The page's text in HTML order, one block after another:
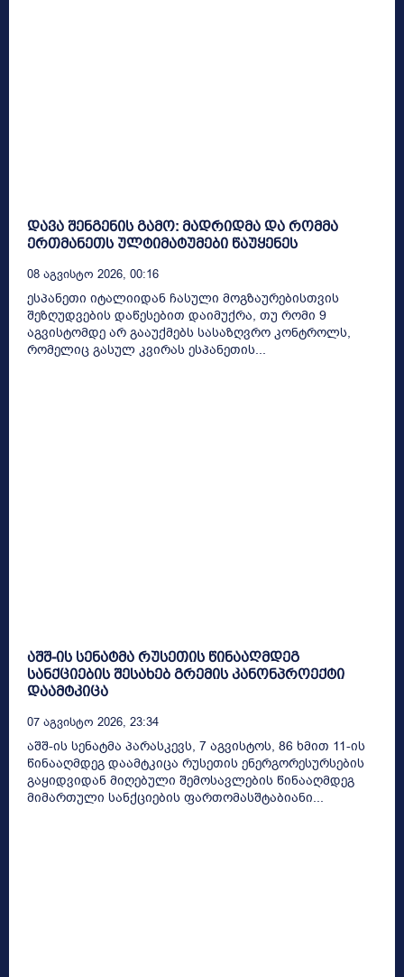
დავა შენგენის გამო: მადრიდმა და რომმა
ერთმანეთს ულტიმატუმები წაუყენეს
08 Აგვისტო 2026, 00:16
ესპანეთი იტალიიდან ჩასული მოგზაურებისთვის
შეზღუდვების დაწესებით დაიმუქრა, თუ რომი 9
აგვისტომდე არ გააუქმებს სასაზღვრო კონტროლს,
რომელიც გასულ კვირას ესპანეთის...
აშშ-ის სენატმა რუსეთის წინააღმდეგ
სანქციების შესახებ გრემის კანონპროექტი
დაამტკიცა
07 Აგვისტო 2026, 23:34
აშშ-ის სენატმა პარასკევს, 7 აგვისტოს, 86 ხმით 11-ის
წინააღმდეგ დაამტკიცა რუსეთის ენერგორესურსების
გაყიდვიდან მიღებული შემოსავლების წინააღმდეგ
მიმართული სანქციების ფართომასშტაბიანი...